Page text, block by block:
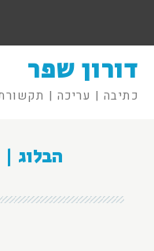
דורון שפר
כתיבה | עריכה |
הבלוג